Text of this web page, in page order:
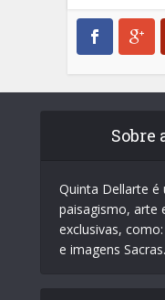
Sobre
Quinta Dellarte é
paisagismo, arte
exclusivas,
e imagens Sacras.